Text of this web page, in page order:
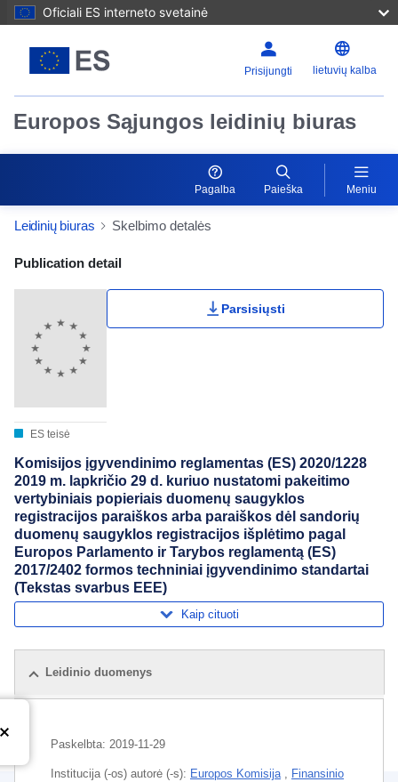
Oficiali ES interneto svetainė
Prisijungti lietuvių kalba
Europos Sąjungos leidinių biuras
Pagalba Paieška Meniu
Leidinių biuras Skelbimo detalės
Publication Detail Actions Portlet
Publication detail
ES teisė
Parsisiųsti
Komisijos įgyvendinimo reglamentas (ES) 2020/1228
2019 m. lapkričio 29 d. kuriuo nustatomi pakeitimo
vertybiniais popieriais duomenų saugyklos
registracijos paraiškos arba paraiškos dėl sandorių
duomenų saugyklos registracijos išplėtimo pagal
Europos Parlamento ir Tarybos reglamentą (ES)
2017/2402 formos techniniai įgyvendinimo standartai
(Tekstas svarbus EEE)
Kaip cituoti
Leidinio duomenys
Paskelbta: 2019-11-29
Institucija (-os) autorė (-s): Europos Komisija , Finansinio